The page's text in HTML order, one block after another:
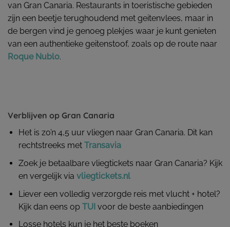
van Gran Canaria. Restaurants in toeristische gebieden
zijn een beetje terughoudend met geitenvlees, maar in
de bergen vind je genoeg plekjes waar je kunt genieten
van een authentieke geitenstoof, zoals op de route naar
Roque Nublo.
Verblijven op Gran Canaria
Het is zo’n 4,5 uur vliegen naar Gran Canaria. Dit kan
rechtstreeks met Transavia
Zoek je betaalbare vliegtickets naar Gran Canaria? Kijk
en vergelijk via vliegtickets.nl
Liever een volledig verzorgde reis met vlucht + hotel?
Kijk dan eens op TUI voor de beste aanbiedingen
Losse hotels kun je het beste boeken